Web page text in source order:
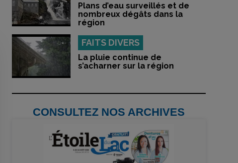
Plans d’eau surveillés et de
nombreux dégâts dans la
région
FAITS DIVERS
La pluie continue de
s’acharner sur la région
CONSULTEZ NOS ARCHIVES